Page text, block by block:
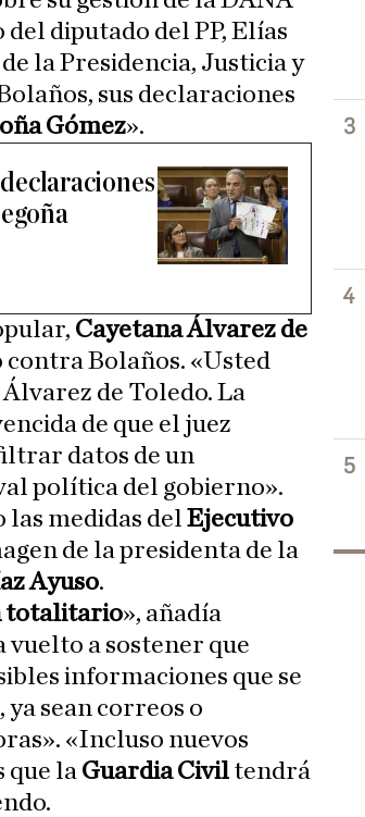
diputado del PP, Elías
la Presidencia, Justicia y
sus declaraciones
Gómez».
Cayetana Álvarez de
Bolaños. «Usted
de Toledo. La
de que el juez
datos de un
política del gobierno».
medidas del Ejecutivo
de la presidenta de la
Ayuso.
totalitario», añadía
vuelto a sostener que
informaciones que se
sean correos o
«Incluso nuevos
que la Guardia Civil tendrá